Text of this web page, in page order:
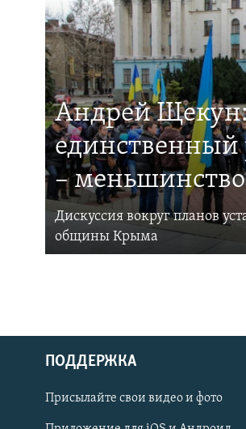
Українською
Qırımtatar
Андрей
единственный
–
Дискуссия вокруг планов
общины Крыма
ПОДДЕРЖКА
Присылайте свои видео и фото